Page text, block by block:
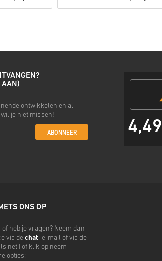
AAN)
ontwikkelen en al
je niet missen!
ABONNEER 4,49
ONS OP
heb je vragen? Neem dan
via de chat, e-mail of via de
| of klik op neem
opties: